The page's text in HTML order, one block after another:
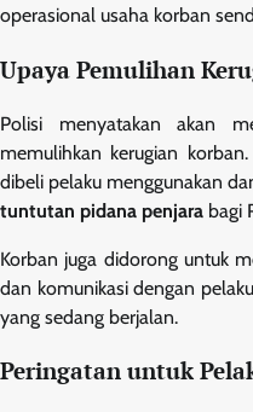
operasional usaha korban
Upaya Pemulihan
Polisi menyatakan akan
memulihkan kerugian
dibeli pelaku menggunakan
tuntutan pidana penjara bagi
Korban juga didorong untuk
dan komunikasi dengan
yang sedang berjalan.
Peringatan untuk